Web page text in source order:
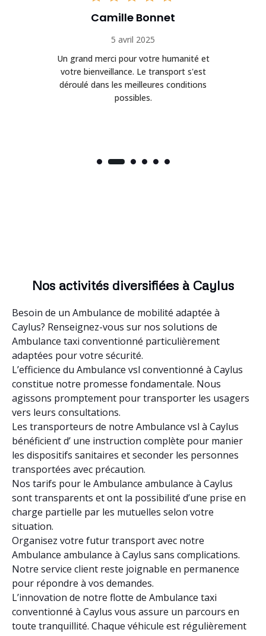
Camille Bonnet
5 avril 2025
Un grand merci pour votre humanité et
votre bienveillance. Le transport s'est
déroulé dans les meilleures conditions
possibles.
Nos activités diversifiées à Caylus
Besoin de un Ambulance de mobilité adaptée à
Caylus? Renseignez-vous sur nos solutions de
Ambulance taxi conventionné particulièrement
adaptées pour votre sécurité.
L’efficience du Ambulance vsl conventionné à Caylus
constitue notre promesse fondamentale. Nous
agissons promptement pour transporter les usagers
vers leurs consultations.
Les transporteurs de notre Ambulance vsl à Caylus
bénéficient d’ une instruction complète pour manier
les dispositifs sanitaires et seconder les personnes
transportées avec précaution.
Nos tarifs pour le Ambulance ambulance à Caylus
sont transparents et ont la possibilité d’une prise en
charge partielle par les mutuelles selon votre
situation.
Organisez votre futur transport avec notre
Ambulance ambulance à Caylus sans complications.
Notre service client reste joignable en permanence
pour répondre à vos demandes.
L’innovation de notre flotte de Ambulance taxi
conventionné à Caylus vous assure un parcours en
toute tranquillité. Chaque véhicule est régulièrement